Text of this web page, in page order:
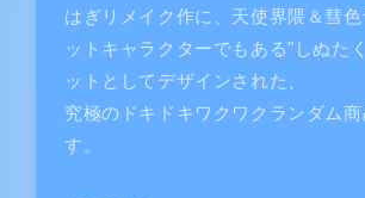
園
お
ジ
ャ
ー
園
お
ジ
ャ
ー
はぎリメイク作に、天使界隈＆彗
ットキャラクターでもある"しぬた
ットとしてデザインされた、
究極のドキドキワクワクランダム商
す。